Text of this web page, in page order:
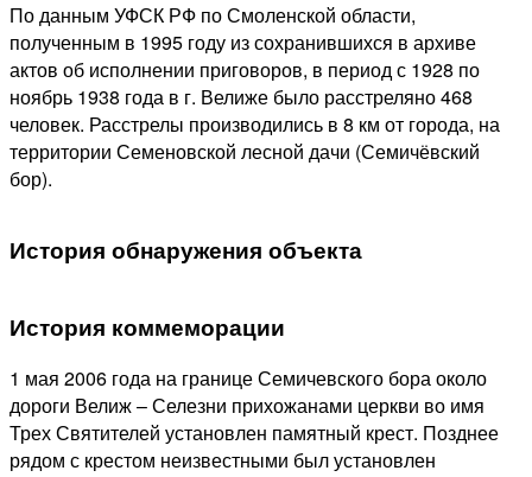
По данным УФСК РФ по Смоленской области,
полученным в 1995 году из сохранившихся в архиве
актов об исполнении приговоров, в период с 1928 по
ноябрь 1938 года в г. Велиже было расстреляно 468
человек. Расстрелы производились в 8 км от города, на
территории Семеновской лесной дачи (Семичёвский
бор).
История обнаружения объекта
История коммеморации
1 мая 2006 года на границе Семичевского бора около
дороги Велиж – Селезни прихожанами церкви во имя
Трех Святителей установлен памятный крест. Позднее
рядом с крестом неизвестными был установлен